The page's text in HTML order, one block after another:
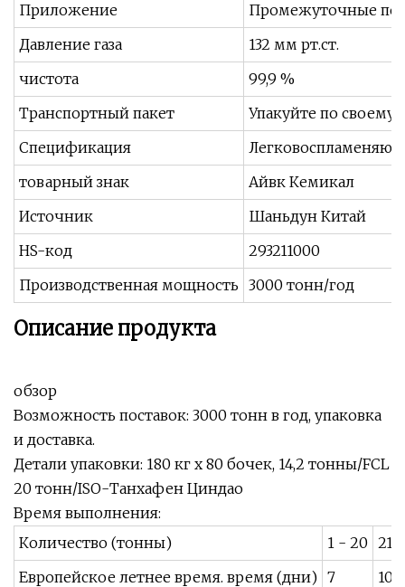
Приложение
Промежуточные
Давление газа
132 мм рт.ст.
чистота
99,9 %
Транспортный пакет
Упакуйте по
Спецификация
товарный знак
Айвк Кемикал
Источник
Шаньдун Китай
HS-код
293211000
Производственная мощность 3000 тонн/год
Описание продукта
обзор
Возможность поставок: 3000 тонн в год, упаковка
и доставка.
Детали упаковки: 180 кг x 80 бочек, 14,2 тонны/FCL
20 тонн/ISO-Танхафен Циндао
Время выполнения:
Количество (тонны)
1 - 20 21
Европейское летнее время. время (дни) 7 10